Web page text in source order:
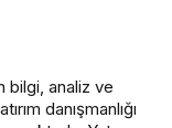
bilgi, analiz ve
danışmanlığı